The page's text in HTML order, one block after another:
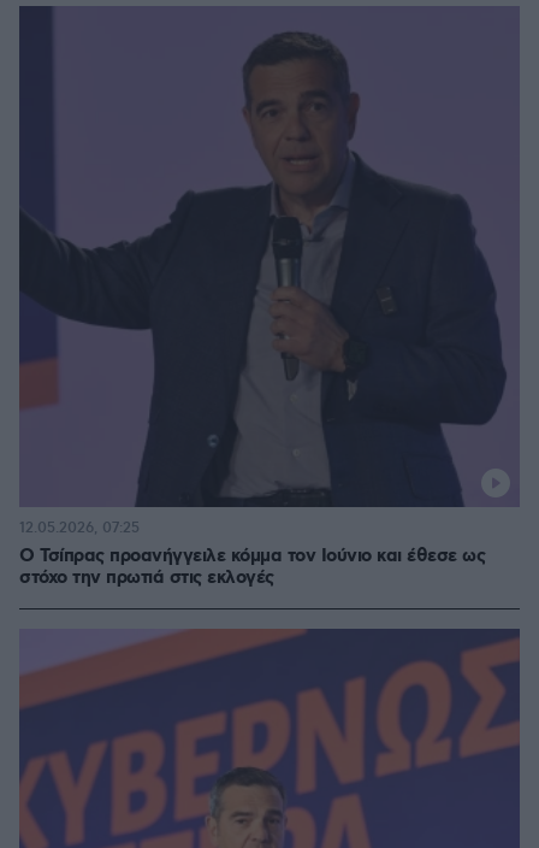
Ο Τσίπρας προανήγγειλε κόμμα τον Ιούνιο και έθεσε ως
στόχο την πρωτιά στις εκλογές
12.05.2026, 07:25